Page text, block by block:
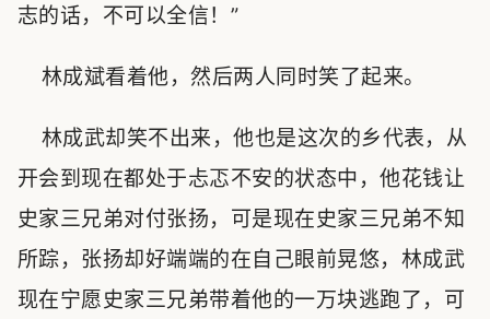
志的话，不可以全信！”
林成斌看着他，然后两人同时笑了起来。
林成武却笑不出来，他也是这次的乡代表，从
开会到现在都处于忐忑不安的状态中，他花钱让
史家三兄弟对付张扬，可是现在史家三兄弟不知
所踪，张扬却好端端的在自己眼前晃悠，林成武
现在宁愿史家三兄弟带着他的一万块逃跑了，可